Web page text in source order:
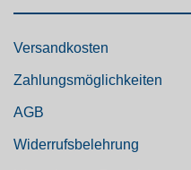
Versandkosten
Zahlungsmöglichkeiten
AGB
Widerrufsbelehrung